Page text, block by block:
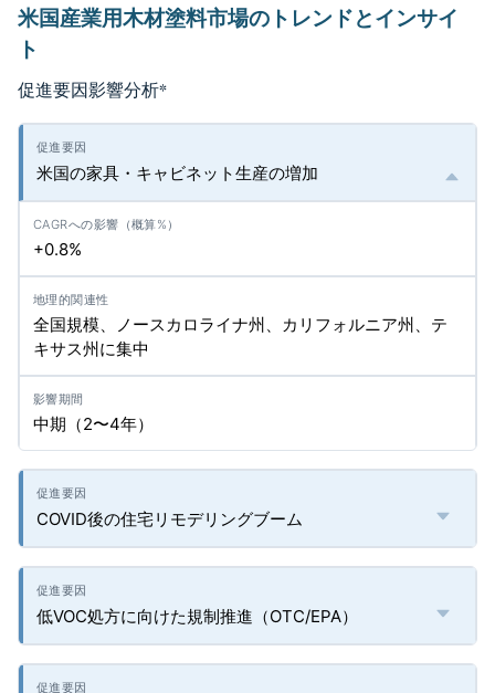
米国産業用木材塗料市場のトレンドとインサイ
ト
促進要因影響分析*
米国の家具・キャビネット生産の増加
+0.8%
全国規模、ノースカロライナ州、カリフォルニア州、テ
キサス州に集中
中期（2〜4年）
COVID後の住宅リモデリングブーム
低VOC処方に向けた規制推進（OTC/EPA）